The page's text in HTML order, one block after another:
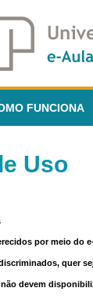
FUNCIONA
Uso
por meio do
quer
devem